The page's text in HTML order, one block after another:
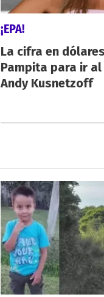
¡EPA!
La cifra en
Pampita para ir
Andy Kusnetzoff